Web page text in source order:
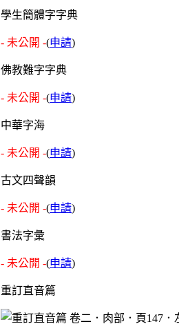
學生簡體字字典
- 未公開 -(申請)
佛教難字字典
- 未公開 -(申請)
中華字海
- 未公開 -(申請)
古文四聲韻
- 未公開 -(申請)
書法字彙
- 未公開 -(申請)
重訂直音篇